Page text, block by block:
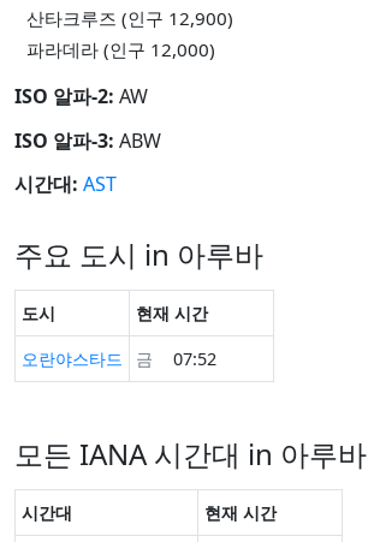
산타크루즈 (인구 12,900)
파라데라 (인구 12,000)
ISO 알파-2: AW
ISO 알파-3: ABW
시간대: AST
주요 도시 in 아루바
도시
현재 시간
오란야스타드
금 07:52
모든 IANA 시간대 in 아루바
시간대
현재 시간